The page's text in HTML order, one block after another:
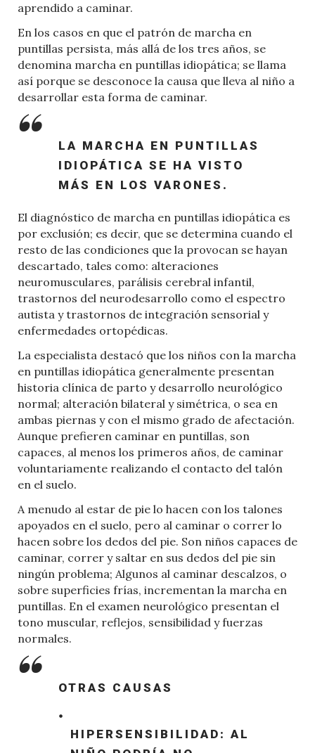
aprendido a caminar.
En los casos en que el patrón de marcha en
puntillas persista, más allá de los tres años, se
denomina marcha en puntillas idiopática; se llama
así porque se desconoce la causa que lleva al niño a
desarrollar esta forma de caminar.
LA MARCHA EN PUNTILLAS
IDIOPÁTICA SE HA VISTO
MÁS EN LOS VARONES.
El diagnóstico de marcha en puntillas idiopática es
por exclusión; es decir, que se determina cuando el
resto de las condiciones que la provocan se hayan
descartado, tales como: alteraciones
neuromusculares, parálisis cerebral infantil,
trastornos del neurodesarrollo como el espectro
autista y trastornos de integración sensorial y
enfermedades ortopédicas.
La especialista destacó que los niños con la marcha
en puntillas idiopática generalmente presentan
historia clínica de parto y desarrollo neurológico
normal; alteración bilateral y simétrica, o sea en
ambas piernas y con el mismo grado de afectación.
Aunque prefieren caminar en puntillas, son
capaces, al menos los primeros años, de caminar
voluntariamente realizando el contacto del talón
en el suelo.
A menudo al estar de pie lo hacen con los talones
apoyados en el suelo, pero al caminar o correr lo
hacen sobre los dedos del pie. Son niños capaces de
caminar, correr y saltar en sus dedos del pie sin
ningún problema; Algunos al caminar descalzos, o
sobre superficies frías, incrementan la marcha en
puntillas. En el examen neurológico presentan el
tono muscular, reflejos, sensibilidad y fuerzas
normales.
OTRAS CAUSAS
HIPERSENSIBILIDAD: AL